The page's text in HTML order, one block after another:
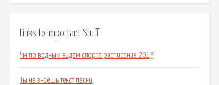
Links to Important Stuff
Чм по водным видам спорта расписание 2015
Ты не знаешь текст песни